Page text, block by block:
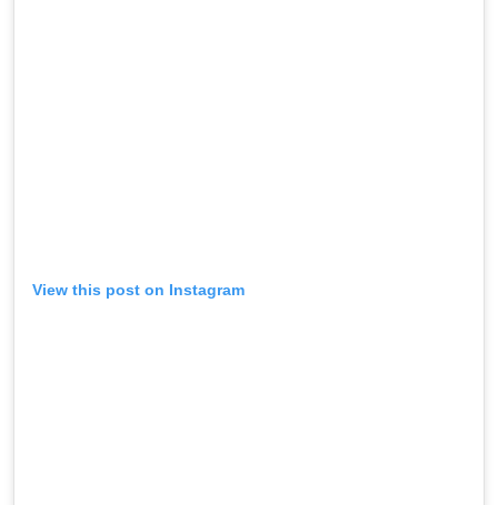
View this post on Instagram